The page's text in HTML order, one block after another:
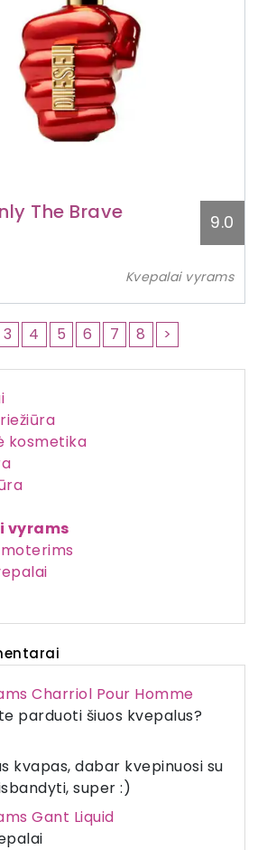
kosmetika
vyrams
Charriol Pour Homme
parduoti šiuos kvepalus?
kvapas, dabar kvepinuosi su
super :)
Gant Liquid
The Brave
9.0
Kvepalai vyrams
3 4 5 6 7 8 >